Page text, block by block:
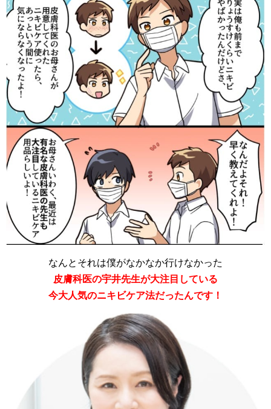
なんとそれは僕がなかなか行けなかった
皮膚科医の宇井先生が大注目している
今大人気のニキビケア法だったんです！